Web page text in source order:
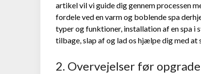
artikel vil vi guide dig gennem processen
fordele ved en varm og boblende spa
typer og funktioner, installation af en spa i
tilbage, slap af og lad os hjælpe dig med
2. Overvejelser før